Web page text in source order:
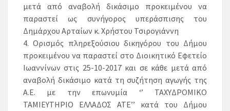
μετά από αναβολή δικάσιμο προκειμένου να
παραστεί ως συνήγορος υπεράσπισης του
Δημάρχου Αρταίων κ. Χρήστου Τσιρογιάννη
4. Ορισμός πληρεξούσιου δικηγόρου του Δήμου
προκειμένου να παραστεί στο Διοικητικό Εφετείο
Ιωαννίνων στις 25-10-2017 και σε κάθε μετά από
αναβολή δικάσιμο κατά τη συζήτηση αγωγής της
Α.Ε. με την επωνυμία ‘’ ΤΑΧΥΔΡΟΜΙΚΟ
ΤΑΜΙΕΥΤΗΡΙΟ ΕΛΛΑΔΟΣ ΑΤΕ’’ κατά του Δήμου